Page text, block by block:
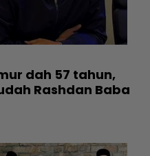
dah 57 tahun,
Rashdan Baba